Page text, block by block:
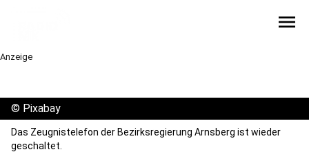
menu
Anzeige
© Pixabay
Das Zeugnistelefon der Bezirksregierung Arnsberg ist wieder
geschaltet.